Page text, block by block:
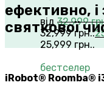
від32,999
32,999 грн..
25,999 грн..
бестселер
ефективно, і
святкової
iRobot® Roomba®